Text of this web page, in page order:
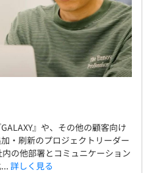
』や、その他の顧客向け
・刷新のプロジェクトリーダー
の他部署とコミュニケーション
詳しく見る